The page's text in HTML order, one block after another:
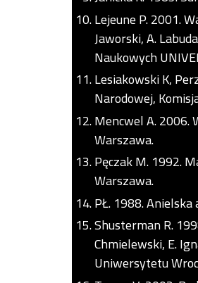
Lejeune P. 2001.
Jaworski, A.
Naukowych
Lesiakowski K,
Narodowej,
Mencwel A.
Warszawa.
Pęczak M. 1992.
Warszawa.
PŁ. 1988.
Shusterman R.
Chmielewski, E.
Uniwersytetu